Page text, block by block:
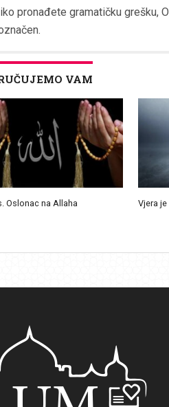
pronađete gramatičku grešku,
VAM
Oslonac na Allaha Vjera